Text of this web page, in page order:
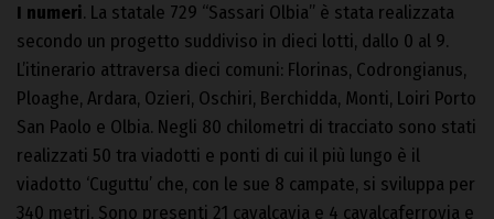
I numeri. La statale 729 “Sassari Olbia” è stata realizzata
secondo un progetto suddiviso in dieci lotti, dallo 0 al 9.
L’itinerario attraversa dieci comuni: Florinas, Codrongianus,
Ploaghe, Ardara, Ozieri, Oschiri, Berchidda, Monti, Loiri Porto
San Paolo e Olbia. Negli 80 chilometri di tracciato sono stati
realizzati 50 tra viadotti e ponti di cui il più lungo è il
viadotto ‘Cuguttu’ che, con le sue 8 campate, si sviluppa per
340 metri. Sono presenti 21 cavalcavia e 4 cavalcaferrovia e